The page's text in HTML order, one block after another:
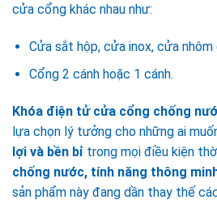
cửa cổng khác nhau như:
Cửa sắt hộp, cửa inox, cửa
Cổng 2 cánh hoặc 1 cánh.
Khóa điện tử cửa cổng chống
lựa chọn lý tưởng cho những ai
lợi và bền bỉ trong mọi điều kiện
chống nước, tính năng thông
sản phẩm này đang dần thay thế